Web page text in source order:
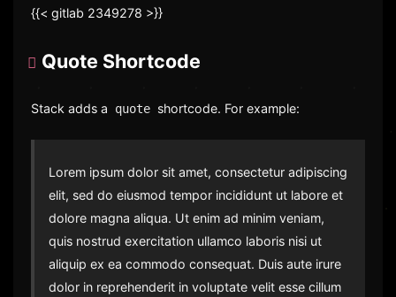
{{< gitlab 2349278 >}}
Quote Shortcode
Stack adds a quote shortcode. For example:
Lorem ipsum dolor sit amet, consectetur adipiscing
elit, sed do eiusmod tempor incididunt ut labore et
dolore magna aliqua. Ut enim ad minim veniam,
quis nostrud exercitation ullamco laboris nisi ut
aliquip ex ea commodo consequat. Duis aute irure
dolor in reprehenderit in voluptate velit esse cillum